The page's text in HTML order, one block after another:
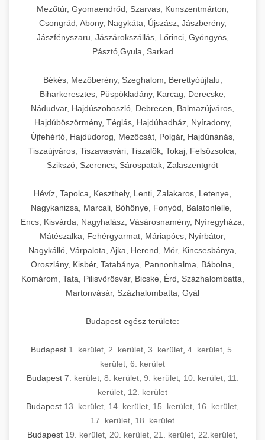
műveletekhez.
chef-iparikonyhagepek.hu
kereskedelmi konyhai megoldások
Mezőtúr, Gyomaendrőd, Szarvas, Kunszentmárton,
Csongrád, Abony, Nagykáta, Újszász, Jászberény,
Jászfényszaru, Jászárokszállás, Lőrinci, Gyöngyös,
Pásztó,Gyula, Sarkad
Békés, Mezőberény, Szeghalom, Berettyóújfalu,
Biharkeresztes, Püspökladány, Karcag, Derecske,
Nádudvar, Hajdúszoboszló, Debrecen, Balmazújváros,
Hajdúböszörmény, Téglás, Hajdúhadház, Nyíradony,
Újfehértó, Hajdúdorog, Mezőcsát, Polgár, Hajdúnánás,
Tiszaújváros, Tiszavasvári, Tiszalök, Tokaj, Felsőzsolca,
Szikszó, Szerencs, Sárospatak, Zalaszentgrót
Hévíz, Tapolca, Keszthely, Lenti, Zalakaros, Letenye,
Nagykanizsa, Marcali, Böhönye, Fonyód, Balatonlelle,
Encs, Kisvárda, Nagyhalász, Vásárosnamény, Nyíregyháza,
Mátészalka, Fehérgyarmat, Máriapócs, Nyírbátor,
Nagykálló, Várpalota, Ajka, Herend, Mór, Kincsesbánya,
Oroszlány, Kisbér, Tatabánya, Pannonhalma, Bábolna,
Komárom, Tata, Pilisvörösvár, Bicske, Érd, Százhalombatta,
Martonvásár, Százhalombatta, Gyál
Budapest egész területe:
Budapest 1. kerület 2. kerület 3. kerület 4. kerület 5.
kerület 6. kerület
Budapest 7. kerület, 8. kerület, 9. kerület, 10. kerület, 11.
kerület 12. kerület
Budapest 13. kerület 14. kerület 15. kerület 16. kerület
17. kerület 18. kerület
Budapest 19. kerület 20. kerület 21. kerület 22.kerület